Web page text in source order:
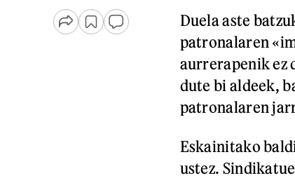
Duela aste
patronalaren
aurrerapenik ez
dute bi aldeek,
patronalaren
Eskainitako
ustez.